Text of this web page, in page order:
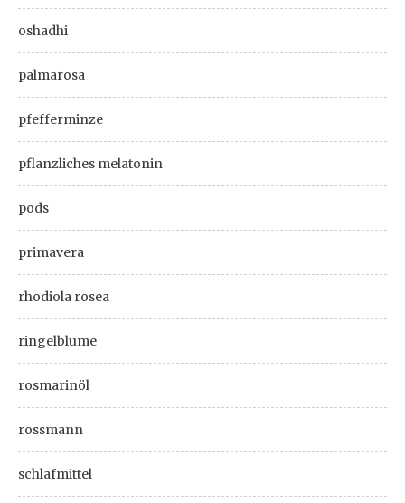
oshadhi
palmarosa
pfefferminze
pflanzliches melatonin
pods
primavera
rhodiola rosea
ringelblume
rosmarinöl
rossmann
schlafmittel